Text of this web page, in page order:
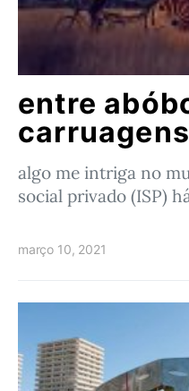
entre
carruagens
algo me intriga no
social privado (ISP)
março 10, 2021